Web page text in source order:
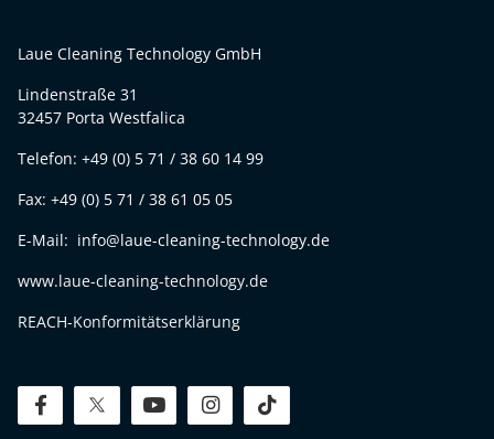
Laue Cleaning Technology GmbH
Lindenstraße 31
32457 Porta Westfalica
Telefon: +49 (0) 5 71 / 38 60 14 99
Fax: +49 (0) 5 71 / 38 61 05 05
E-Mail: info@laue-cleaning-technology.de
www.laue-cleaning-technology.de
REACH-Konformitätserklärung
facebooktwitteryoutube instagram